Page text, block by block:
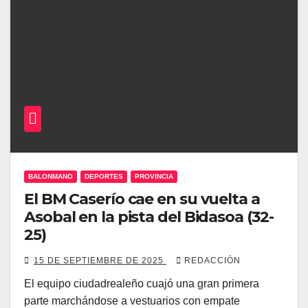
BALONMANO DEPORTES PROVINCIA
El BM Caserío cae en su vuelta a
Asobal en la pista del Bidasoa (32-
25)
15 DE SEPTIEMBRE DE 2025 REDACCIÓN
El equipo ciudadrealeño cuajó una gran primera
parte marchándose a vestuarios con empate